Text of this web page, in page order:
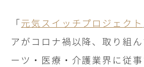
「元気スイッチプロジェクト
アがコロナ禍以降、取り組
ーツ・医療・介護業界に従